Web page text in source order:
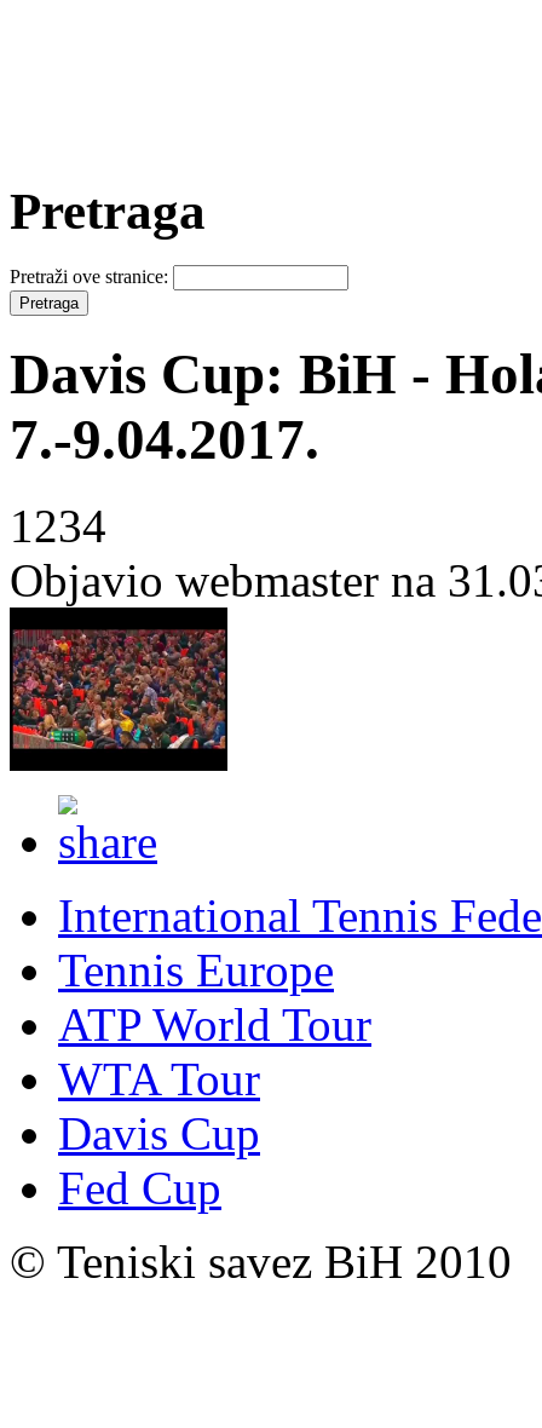
Pretraga
Pretraži ove stranice:
Davis Cup: BiH -
7.-9.04.2017.
1234
Objavio webmaster na
International Tennis
Tennis Europe
ATP World Tour
WTA Tour
Davis Cup
Fed Cup
© Teniski savez BiH 2010